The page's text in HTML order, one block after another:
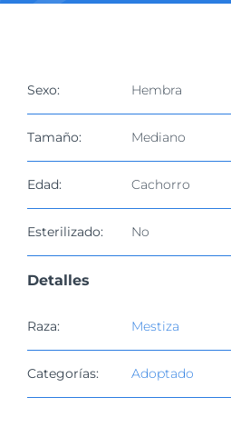
imagen
Sexo: Hembra
Tamaño: Mediano
Edad: Cachorro
Esterilizado: No
Detalles
Raza: Mestiza
Categorías: Adoptado